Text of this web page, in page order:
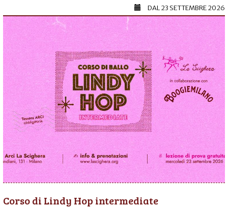
DAL23 SETTEMBRE 2026
Corso di Lindy Hop intermediate